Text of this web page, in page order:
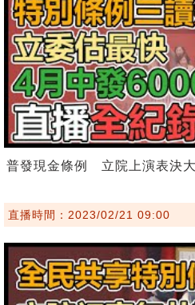
普發現金條例 立院上演表決
直播時間：2023/02/21 09:00